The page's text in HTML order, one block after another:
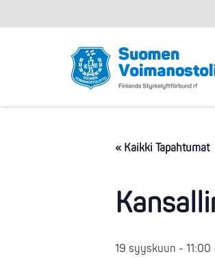
« Kaikki Tapahtumat
19 syyskuun - 11:00